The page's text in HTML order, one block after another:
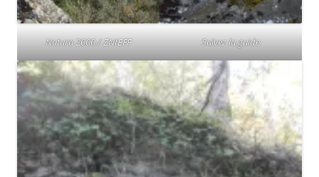
Natura 2000 / ZNIEFF Suivez la guide